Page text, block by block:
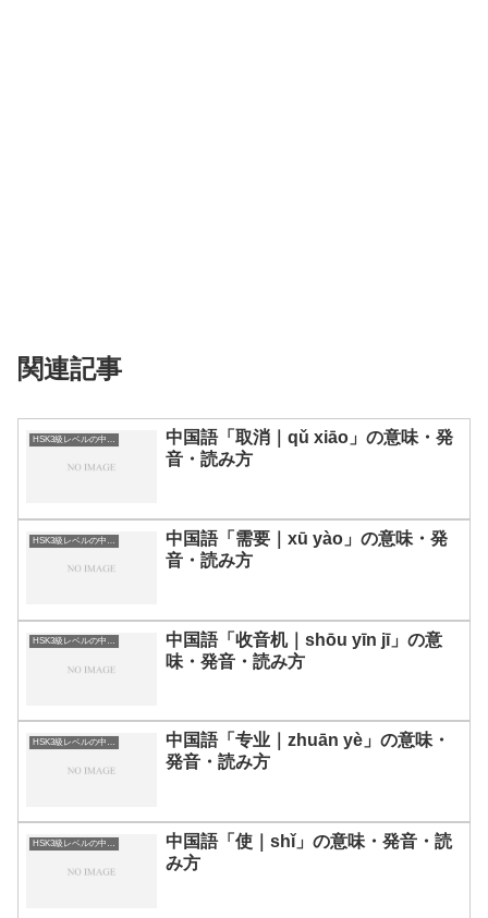
関連記事
中国語「取消｜qǔ xiāo」の意味・発
音・読み方
中国語「需要｜xū yào」の意味・発
音・読み方
HSK3級レベルの中国語
中国語「收音机｜shōu yīn jī」の意
味・発音・読み方
HSK3級レベルの中国語
中国語「专业｜zhuān yè」の意味・
発音・読み方
HSK3級レベルの中国語
中国語「使｜shǐ」の意味・発音・読
み方